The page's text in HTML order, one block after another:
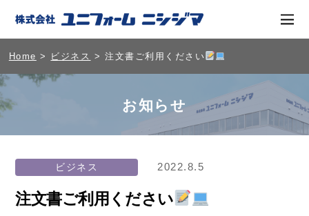
Home > ビジネス > 注文書ご利用ください
お知らせ
ビジネス 2022.8.5
注文書ご利用ください